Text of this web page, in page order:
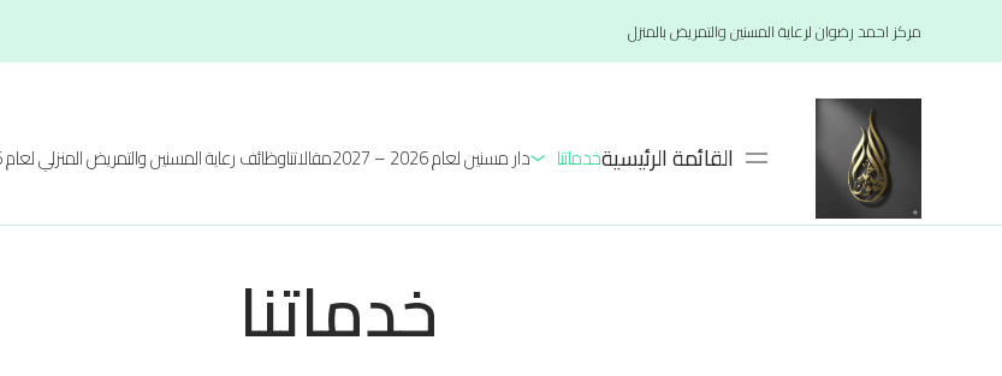
مركز احمد رضوان لرعاية المسنين والتمريض بالمنزل
القائمة الرئيسيةخدماتنا دار مسنين لعام 2026 – 2027 مقالاتناوظائف رعاية المسنين والتمريض المنزلي لعام 2026 – 2027
خدماتنا